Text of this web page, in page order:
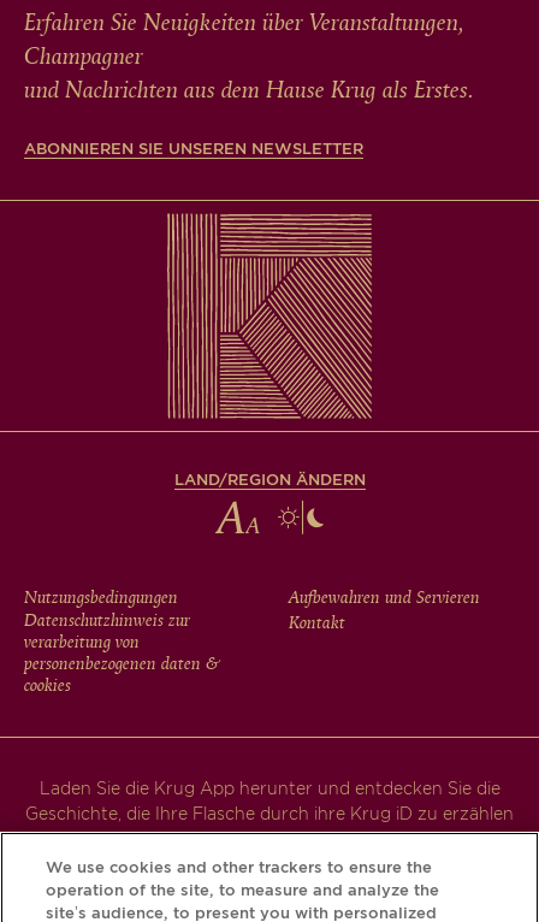
Erfahren Sie Neuigkeiten über Veranstaltungen,
Champagner
und Nachrichten aus dem Hause Krug als Erstes.
ABONNIEREN SIE UNSEREN NEWSLETTER
LAND/REGION ÄNDERN
FOOTER
MENU
Nutzungsbedingungen
Datenschutzhinweis zur
verarbeitung von
personenbezogenen daten &
cookies
Aufbewahren und Servieren
Kontakt
Laden Sie die Krug App herunter und entdecken Sie die
Geschichte, die Ihre Flasche durch ihre Krug iD zu erzählen
hat.
We use cookies and other trackers to ensure the
operation of the site, to measure and analyze the
site’s audience, to present you with personalized